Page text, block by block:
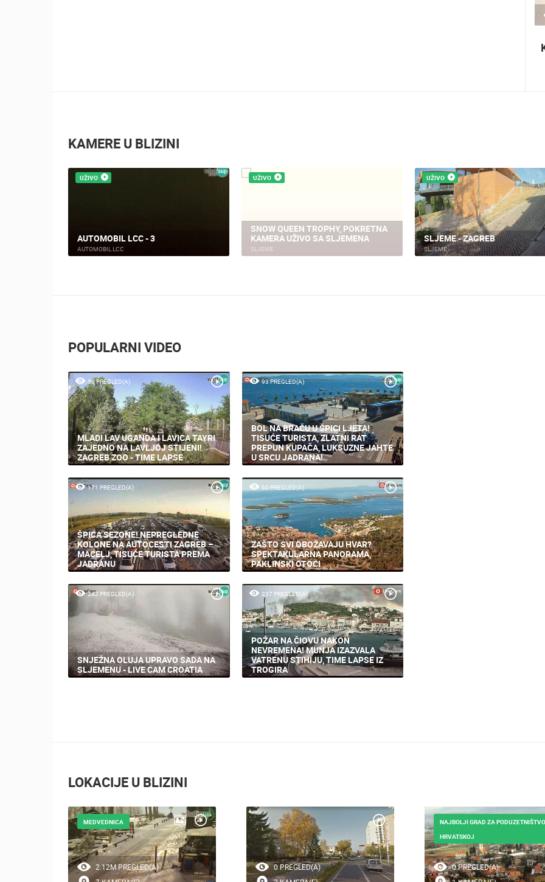
KAMERE U BLIZINI
UŽIVO
AUTOMOBIL LCC - 3
AUTOMOBIL LCC
UŽIVO
SNOW QUEEN TROPHY, POKRETNA
KAMERA UŽIVO SA SLJEMENA
SLJEME
UŽIVO
SLJEME - ZAGREB
SLJEME
POPULARNI VIDEO
50 PREGLED(A)
MLADI LAV UGANDA I LAVICA TAYRI
ZAJEDNO NA LAVLJOJ STIJENI!
ZAGREB ZOO - TIME LAPSE
93 PREGLED(A)
BOL NA BRAČU U ŠPICI LJETA!
TISUĆE TURISTA, ZLATNI RAT
PREPUN KUPAČA, LUKSUZNE JAHTE
U SRCU JADRANA!
171 PREGLED(A)
ŠPICA SEZONE! NEPREGLEDNE
KOLONE NA AUTOCESTI ZAGREB –
MACELJ, TISUĆE TURISTA PREMA
JADRANU
60 PREGLED(A)
ZAŠTO SVI OBOŽAVAJU HVAR?
SPEKTAKULARNA PANORAMA,
PAKLINSKI OTOCI
242 PREGLED(A)
SNJEŽNA OLUJA UPRAVO SADA NA
SLJEMENU - LIVE CAM CROATIA
237 PREGLED(A)
POŽAR NA ČIOVU NAKON
NEVREMENA! MUNJA IZAZVALA
VATRENU STIHIJU, TIME LAPSE IZ
TROGIRA
LOKACIJE U BLIZINI
2.12M PREGLED(A)
MEDVEDNICA
0 PREGLED(A)
0 PREGLED(A)
NAJBOLJI GRAD ZA
HRVATSKOJ